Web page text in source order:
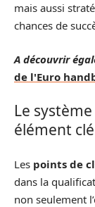
mais aussi
chances de
A découvrir
de l'Euro
Le
élément clé
Les points de
dans la
non seulement